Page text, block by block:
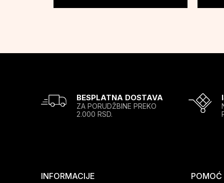
BESPLATNA DOSTAVA
ZA PORUDŽBINE PREKO
2.000 RSD.
INFORMACIJE POMOĆ